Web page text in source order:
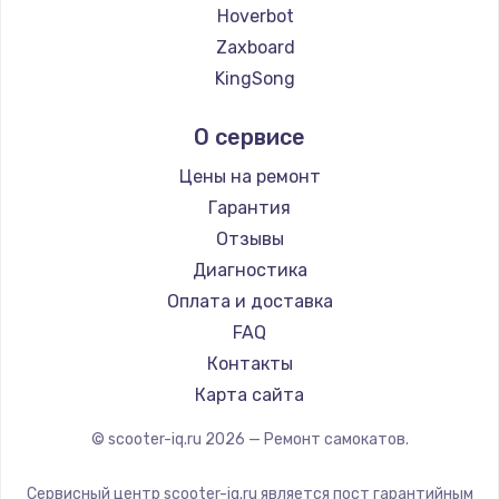
2500 руб.
Заказать
1300 руб.
Заказать
Техобслуживание
Заказать
Установка / подключение / демонтаж
1300 руб.
Hoverbot
Zaxboard
KingSong
Hunter
Shorner
Joyor
Minimotors
Bork
Segway
KIRIN
О сервисе
Цены на ремонт
Гарантия
Отзывы
Диагностика
Оплата и доставка
FAQ
Контакты
Карта сайта
© scooter-iq.ru 2026 — Ремонт самокатов.
Сервисный центр scooter-iq.ru является пост гарантийным